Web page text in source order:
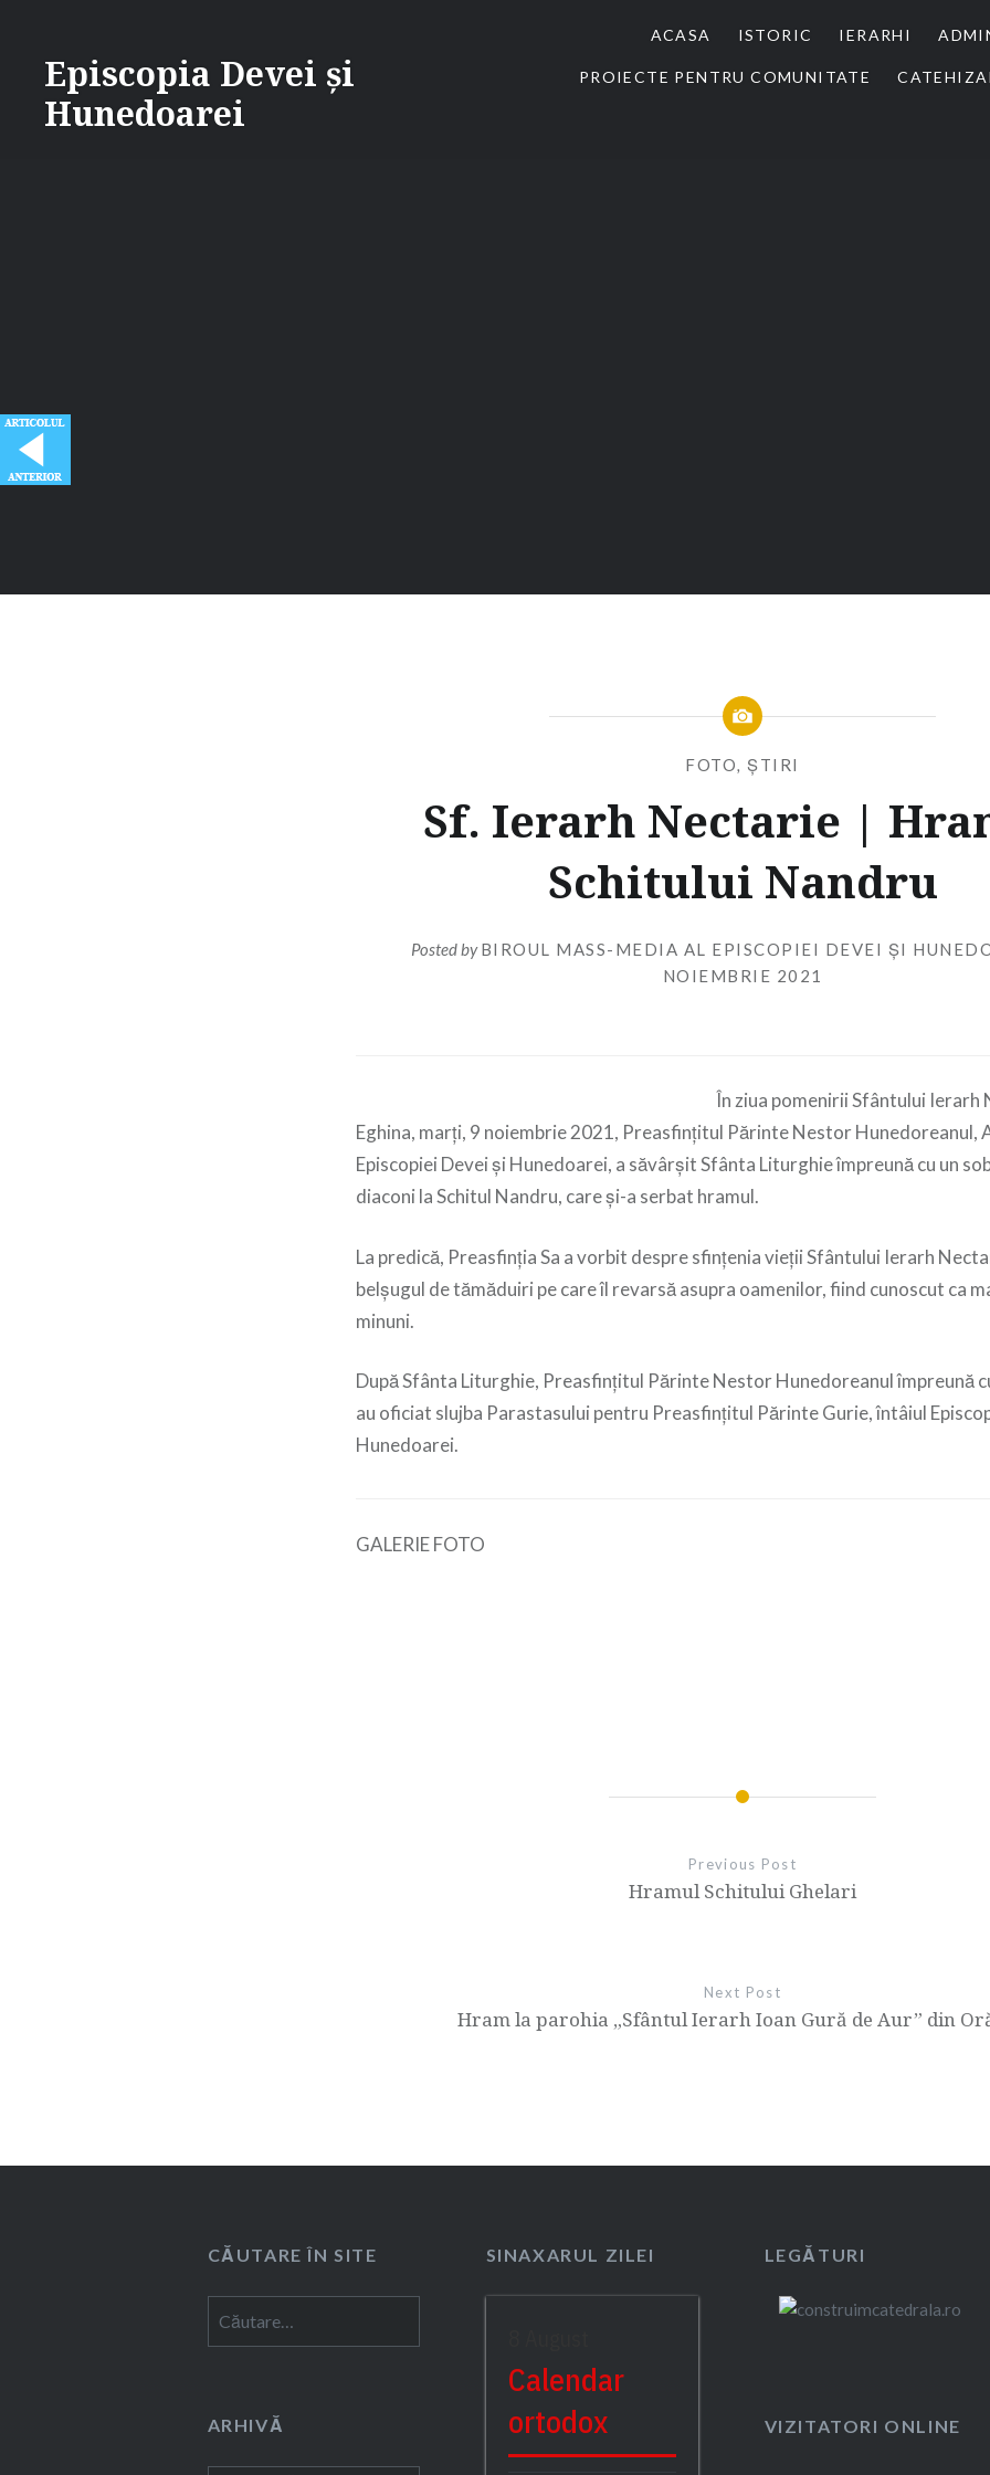
contentEpiscopia Devei și
Hunedoarei
ACASA ISTORIC IERARHI
PROIECTE PENTRU COMUNITATE
FOTO ,ȘTIRI
Sf. Ierarh Nectarie |
Schitului Nandru
Posted byBIROUL MASS-MEDIA AL EPISCOPIEI DEVEI ȘI
NOIEMBRIE 2021
În ziua pomenirii Sfântului Ierarh
Eghina, marți, 9 noiembrie 2021, Preasfințitul Părinte Nestor Hunedoreanul,
Episcopiei Devei și Hunedoarei, a săvârșit Sfânta Liturghie împreună cu un
diaconi la Schitul Nandru, care și-a serbat hramul.
La predică, Preasfinția Sa a vorbit despre sfințenia vieții Sfântului Ierarh
belșugul de tămăduiri pe care îl revarsă asupra oamenilor, fiind cunoscut ca
minuni.
După Sfânta Liturghie, Preasfințitul Părinte Nestor Hunedoreanul împreună
au oficiat slujba Parastasului pentru Preasfințitul Părinte Gurie, întâiul
Hunedoarei.
GALERIE FOTO
Previous Post
Hramul Schitului Ghelari
Next Post
Hram la parohia „Sfântul Ierarh Ioan Gură de Aur” din
CĂUTARE ÎN SITE SINAXARUL ZILEI
Calendar
ortodox
LEGĂTURI
ARHIVĂ VIZITATORI ONLINE